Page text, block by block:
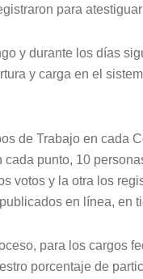
para
y durante los días
y carga en el
de Trabajo en cada
punto, 10
votos y la otra los
en línea, en
para los cargos
porcentaje de